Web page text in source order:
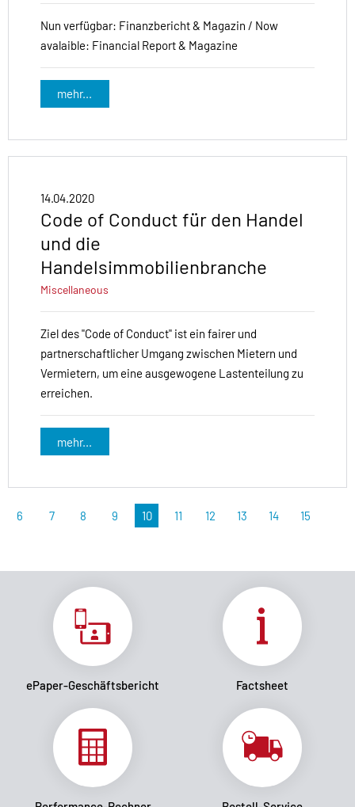
Nun verfügbar: Finanzbericht & Magazin / Now
avalaible: Financial Report & Magazine
mehr...
14.04.2020
Code of Conduct für den Handel
und die
Handelsimmobilienbranche
Miscellaneous
Ziel des "Code of Conduct" ist ein fairer und
partnerschaftlicher Umgang zwischen Mietern und
Vermietern, um eine ausgewogene Lastenteilung zu
erreichen.
mehr...
6 7 8 9 10 11 12 13 14 15
ePaper-Geschäftsbericht Factsheet